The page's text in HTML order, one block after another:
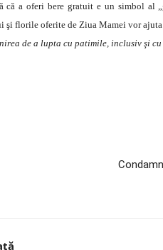
că a oferi bere gratuit e un simbol al
şi florile oferite de Ziua Mamei vor
de a lupta cu patimile, inclusiv şi